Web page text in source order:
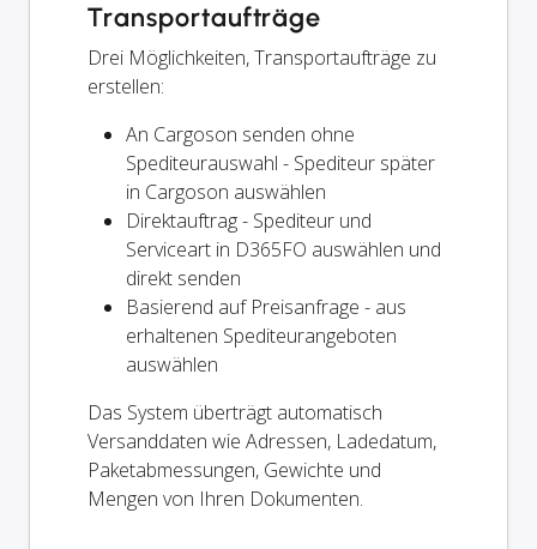
Transportaufträge
Drei Möglichkeiten, Transportaufträge zu
erstellen:
An Cargoson senden ohne
Spediteurauswahl - Spediteur später
in Cargoson auswählen
Direktauftrag - Spediteur und
Serviceart in D365FO auswählen und
direkt senden
Basierend auf Preisanfrage - aus
erhaltenen Spediteurangeboten
auswählen
Das System überträgt automatisch
Versanddaten wie Adressen, Ladedatum,
Paketabmessungen, Gewichte und
Mengen von Ihren Dokumenten.